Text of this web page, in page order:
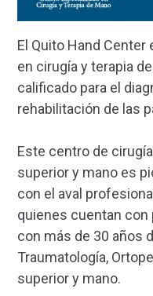
El Quito Hand
en cirugía y terapia
calificado para el
rehabilitación de las
Este centro de
superior y mano es
con el aval
quienes cuentan
con más de 30 años
Traumatología,
superior y mano.